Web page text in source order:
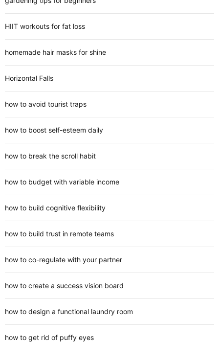
HIIT workouts for fat loss
homemade hair masks for shine
Horizontal Falls
how to avoid tourist traps
how to boost self-esteem daily
how to break the scroll habit
how to budget with variable income
how to build cognitive flexibility
how to build trust in remote teams
how to co-regulate with your partner
how to create a success vision board
how to design a functional laundry room
how to get rid of puffy eyes